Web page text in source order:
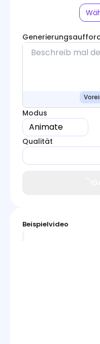
Seedance
Modus
Animate
Qualität
Beispielvideo